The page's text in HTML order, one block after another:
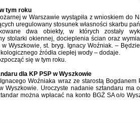
tym roku
w Warszawie wystąpiła z wnioskiem do
uregulowany stosunek własności skarbu
dwa obiekty, w których zostały
stolarki okiennej, docieplenia ścian oraz
Wyszkowie, st. bryg. Ignacy Woźniak. –
źródła ciepłej wody – dodaje.
się w tym roku.
dla KP PSP w Wyszkowie
Woźniaka wraz ze starostą Bogdanem
Wyszkowie. Uroczyste nadanie sztandaru ma
można wpłacać na konto BGŻ SA o/o